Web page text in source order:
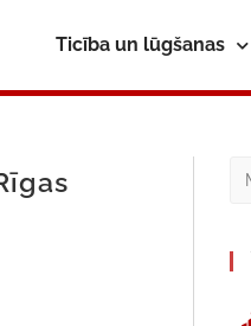
Ticība un lūgšanas